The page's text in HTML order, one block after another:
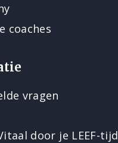
coaches
vragen
door je LEEF-tijd